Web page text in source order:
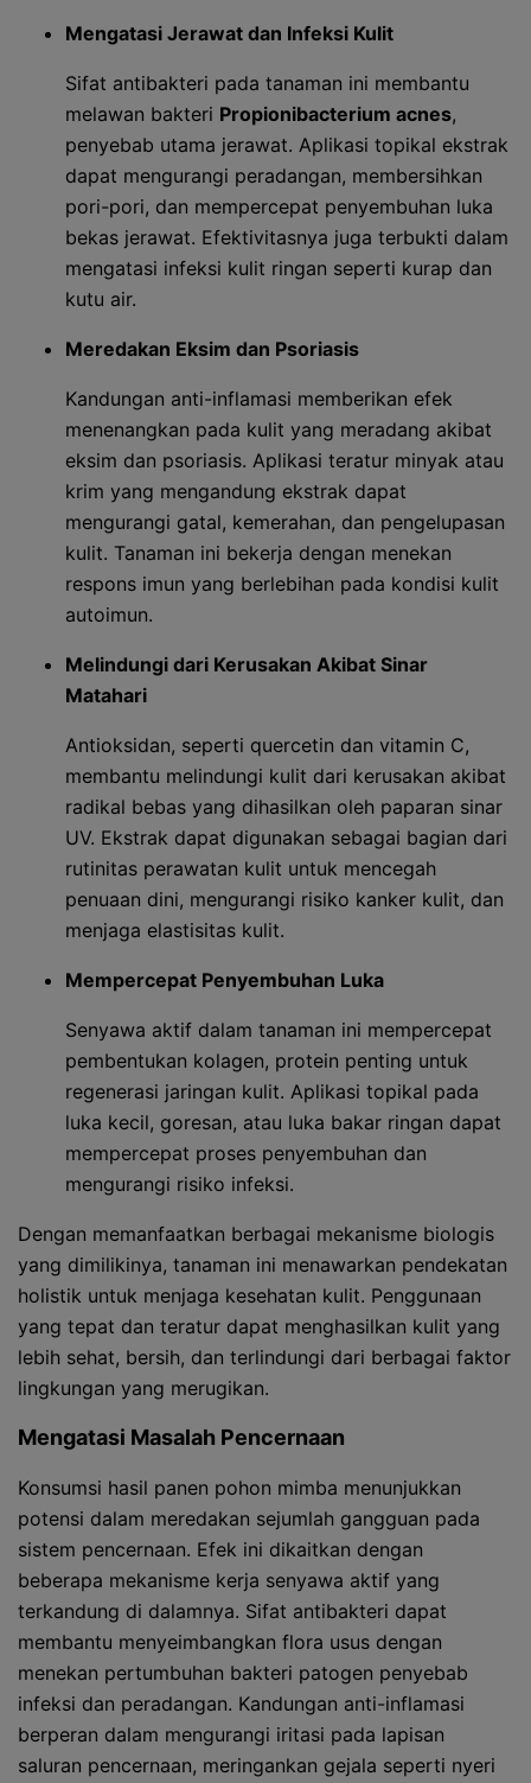
Mengatasi Jerawat dan Infeksi Kulit
Sifat antibakteri pada tanaman ini membantu
melawan bakteri Propionibacterium acnes,
penyebab utama jerawat. Aplikasi topikal ekstrak
dapat mengurangi peradangan, membersihkan
pori-pori, dan mempercepat penyembuhan luka
bekas jerawat. Efektivitasnya juga terbukti dalam
mengatasi infeksi kulit ringan seperti kurap dan
kutu air.
Meredakan Eksim dan Psoriasis
Kandungan anti-inflamasi memberikan efek
menenangkan pada kulit yang meradang akibat
eksim dan psoriasis. Aplikasi teratur minyak atau
krim yang mengandung ekstrak dapat
mengurangi gatal, kemerahan, dan pengelupasan
kulit. Tanaman ini bekerja dengan menekan
respons imun yang berlebihan pada kondisi kulit
autoimun.
Melindungi dari Kerusakan Akibat Sinar
Matahari
Antioksidan, seperti quercetin dan vitamin C,
membantu melindungi kulit dari kerusakan akibat
radikal bebas yang dihasilkan oleh paparan sinar
UV. Ekstrak dapat digunakan sebagai bagian dari
rutinitas perawatan kulit untuk mencegah
penuaan dini, mengurangi risiko kanker kulit, dan
menjaga elastisitas kulit.
Mempercepat Penyembuhan Luka
Senyawa aktif dalam tanaman ini mempercepat
pembentukan kolagen, protein penting untuk
regenerasi jaringan kulit. Aplikasi topikal pada
luka kecil, goresan, atau luka bakar ringan dapat
mempercepat proses penyembuhan dan
mengurangi risiko infeksi.
Dengan memanfaatkan berbagai mekanisme biologis
yang dimilikinya, tanaman ini menawarkan pendekatan
holistik untuk menjaga kesehatan kulit. Penggunaan
yang tepat dan teratur dapat menghasilkan kulit yang
lebih sehat, bersih, dan terlindungi dari berbagai faktor
lingkungan yang merugikan.
Mengatasi Masalah Pencernaan
Konsumsi hasil panen pohon mimba menunjukkan
potensi dalam meredakan sejumlah gangguan pada
sistem pencernaan. Efek ini dikaitkan dengan
beberapa mekanisme kerja senyawa aktif yang
terkandung di dalamnya. Sifat antibakteri dapat
membantu menyeimbangkan flora usus dengan
menekan pertumbuhan bakteri patogen penyebab
infeksi dan peradangan. Kandungan anti-inflamasi
berperan dalam mengurangi iritasi pada lapisan
saluran pencernaan, meringankan gejala seperti nyeri